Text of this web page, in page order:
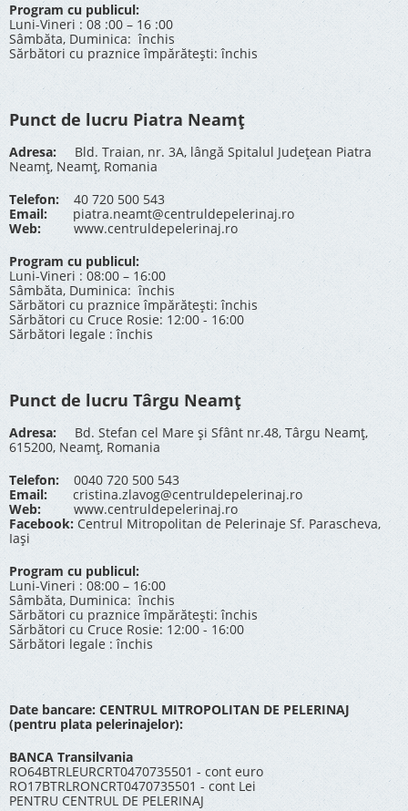
Program cu publicul:
Luni-Vineri : 08 :00 – 16 :00
Sâmbăta, Duminica: închis
Sărbători cu praznice împărătești: închis
Punct de lucru Piatra Neamț
Adresa: Bld. Traian, nr. 3A, lângă Spitalul Județean Piatra
Neamț, Neamț, Romania
Telefon:40 720 500 543
Email:
piatra.neamt@centruldepelerinaj.ro
Web:
www.centruldepelerinaj.ro
Program cu publicul:
Luni-Vineri : 08:00 – 16:00
Sâmbăta, Duminica: închis
Sărbători cu praznice împărătești: închis
Sărbători cu Cruce Rosie: 12:00 - 16:00
Sărbători legale : închis
Punct de lucru Târgu Neamț
Adresa: Bd. Stefan cel Mare și Sfânt nr.48, Târgu Neamț,
615200, Neamț, Romania
Telefon: 0040 720 500 543
Email:
cristina.zlavog@centruldepelerinaj.ro
Web:
www.centruldepelerinaj.ro
Facebook: Centrul Mitropolitan de Pelerinaje Sf. Parascheva,
Iași
Program cu publicul:
Luni-Vineri : 08:00 – 16:00
Sâmbăta, Duminica: închis
Sărbători cu praznice împărătești: închis
Sărbători cu Cruce Rosie: 12:00 - 16:00
Sărbători legale : închis
Date bancare: CENTRUL MITROPOLITAN DE PELERINAJ
(pentru plata pelerinajelor):
BANCA Transilvania
RO64BTRLEURCRT0470735501 - cont euro
RO17BTRLRONCRT0470735501 - cont Lei
PENTRU CENTRUL DE PELERINAJ